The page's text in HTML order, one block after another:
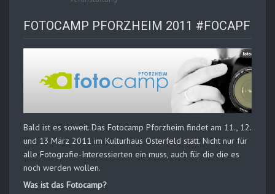
FOTOCAMP PFORZHEIM 2011 #FOCAPF
Bald ist es soweit. Das Fotocamp Pforzheim findet am 11., 12.
und 13.März 2011 im Kulturhaus Osterfeld statt. Nicht nur für
alle Fotografie-Interessierten ein muss, auch für die die es
noch werden wollen.
Was ist das Fotocamp?